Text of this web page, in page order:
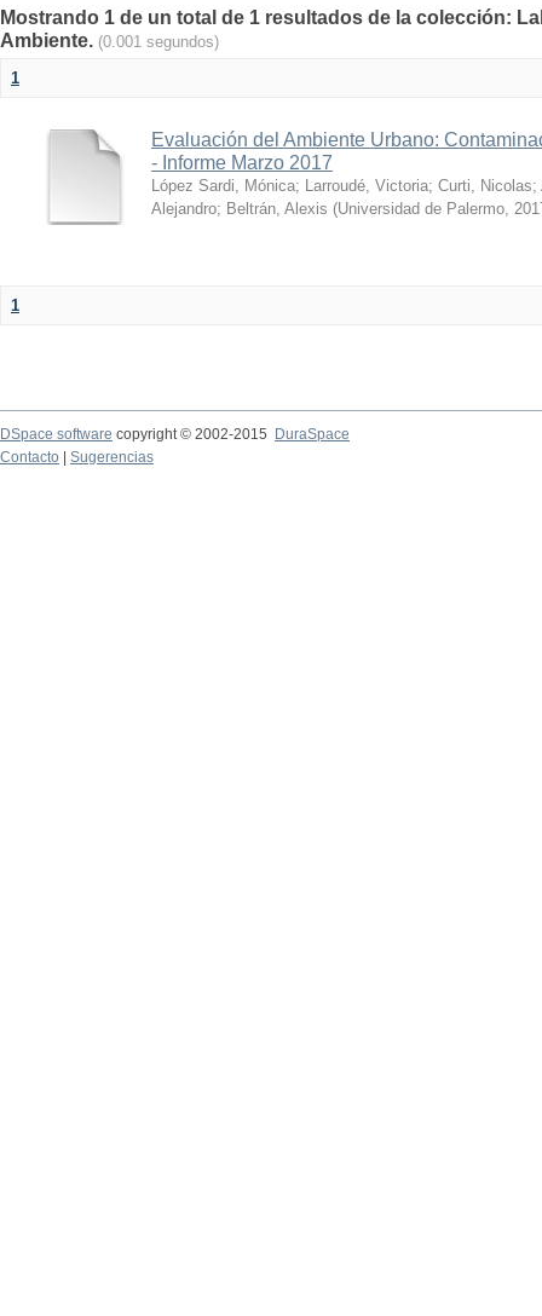
Mostrando 1 de un total de 1 resultados de la colección:
Ambiente. (0.001 segundos)
1
Evaluación del Ambiente Urbano:
- Informe Marzo 2017
López Sardi, Mónica; Larroudé, Victoria; Curti, Nicolas;
Alejandro; Beltrán, Alexis (Universidad de Palermo,
1
DSpace software copyright © 2002-2015
DuraSpace
Contacto
Sugerencias